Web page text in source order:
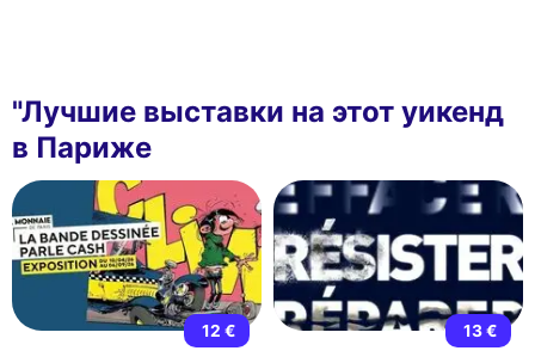
"Лучшие выставки на этот уикенд
в Париже
12 € 13 €